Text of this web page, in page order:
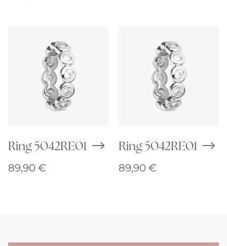
Ring 5042RE01
89,90 €
Ring 5042RE01
89,90 €